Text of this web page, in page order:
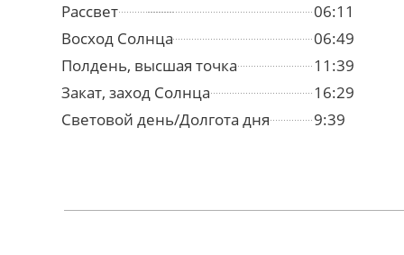
Рассвет
06:11
Восход Солнца
06:49
Полдень, высшая точка
11:39
Закат, заход Солнца
16:29
Световой день/Долгота дня
9:39